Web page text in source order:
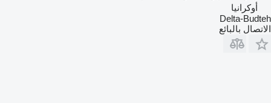
أوكرانيا
Delta-Budteh
الاتصال بالبائع